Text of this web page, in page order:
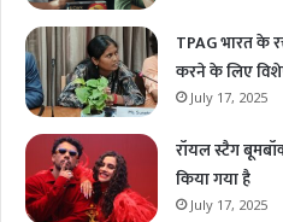
TPAG भारत के
करने के लिए
July 17, 2025
रॉयल स्टैग
किया गया है
July 17, 2025